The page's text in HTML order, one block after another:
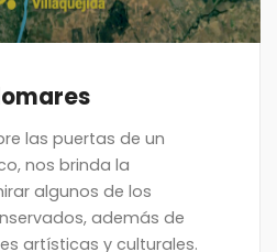
las puertas de un
nos brinda la
algunos de los
además de
artísticas y culturales.